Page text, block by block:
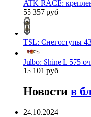
ATK RACE:
55 357 руб
TSL: Снегоступы
Julbo: Shine L 575
13 101 руб
Новости в
24.10.2024